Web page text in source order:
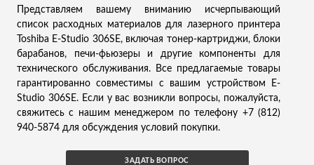
Представляем вашему вниманию исчерпывающий
список расходных материалов для лазерного принтера
Toshiba E-Studio 306SE, включая тонер-картриджи, блоки
барабанов, печи-фьюзеры и другие компоненты для
технического обслуживания. Все предлагаемые товары
гарантированно совместимы с вашим устройством E-
Studio 306SE. Если у вас возникли вопросы, пожалуйста,
свяжитесь с нашим менеджером по телефону +7 (812)
940-5874 для обсуждения условий покупки.
ЗАДАТЬ ВОПРОС